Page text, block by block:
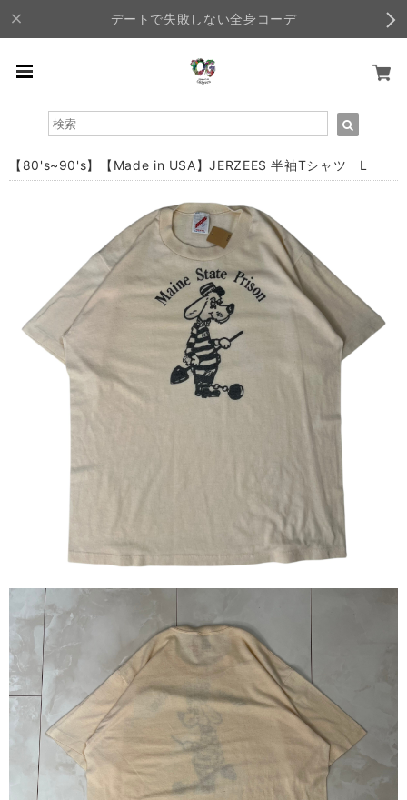
デートで失敗しない全身コーデ
【80's~90's】【Made in USA】JERZEES 半袖Tシャツ L